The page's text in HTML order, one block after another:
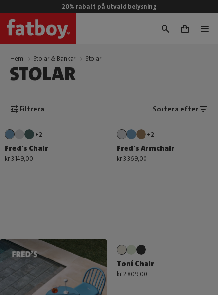
20% rabatt på utvald belysning
0
Hem Stolar & Bänkar Stolar
STOLAR
Filtrera Sortera efter
+2
Fred's Chair
kr 3.149,00
+2
Fred's Armchair
kr 3.369,00
Toní Chair
kr 2.809,00